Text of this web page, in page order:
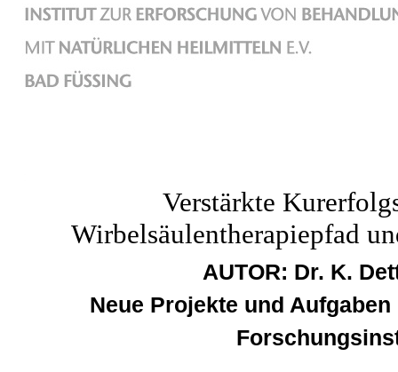
Verstärkte
Wirbelsäulentherapiepfad
AUTOR: Dr. K.
Neue Projekte und